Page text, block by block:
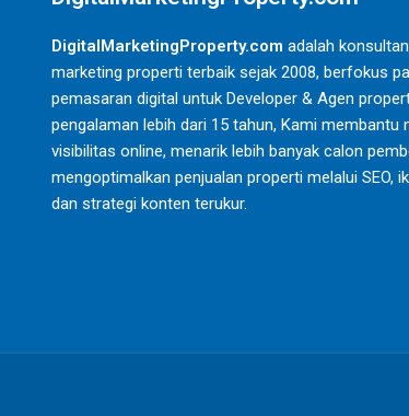
DigitalMarketingProperty.com adalah
marketing properti terbaik sejak 2008, berfokus
pemasaran digital untuk Developer & Agen
pengalaman lebih dari 15 tahun, Kami membantu
visibilitas online, menarik lebih banyak calon
mengoptimalkan penjualan properti melalui SEO,
dan strategi konten terukur.